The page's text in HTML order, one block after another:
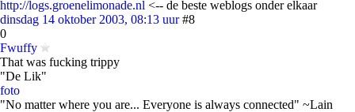
http://logs.groenelimonade.nl <-- de beste weblogs onder elkaar
dinsdag 14 oktober 2003, 08:13 uur #8
0
Fwuffy
That was fucking trippy
"De Lik"
foto
"No matter where you are... Everyone is always connected" ~Lain